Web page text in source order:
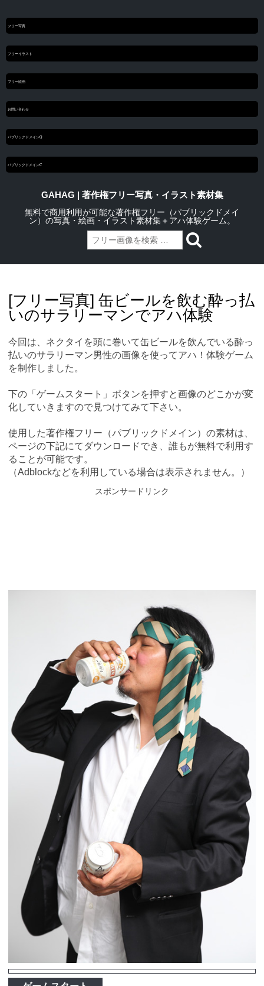
フリー写真
フリーイラスト
フリー絵画
お問い合わせ
パブリックドメインQ
パブリックドメインC
GAHAG | 著作権フリー写真・イラスト素材集
無料で商用利用が可能な著作権フリー（パブリックドメイ
ン）の写真・絵画・イラスト素材集＋アハ体験ゲーム。
content[フリー写真] 缶ビールを飲む酔っ払
いのサラリーマンでアハ体験
今回は、ネクタイを頭に巻いて缶ビールを飲んでいる酔っ
払いのサラリーマン男性の画像を使ってアハ！体験ゲーム
を制作しました。
下の「ゲームスタート」ボタンを押すと画像のどこかが変
化していきますので見つけてみて下さい。
使用した著作権フリー（パブリックドメイン）の素材は、
ページの下記にてダウンロードでき、誰もが無料で利用す
ることが可能です。
（Adblockなどを利用している場合は表示されません。）
スポンサードリンク